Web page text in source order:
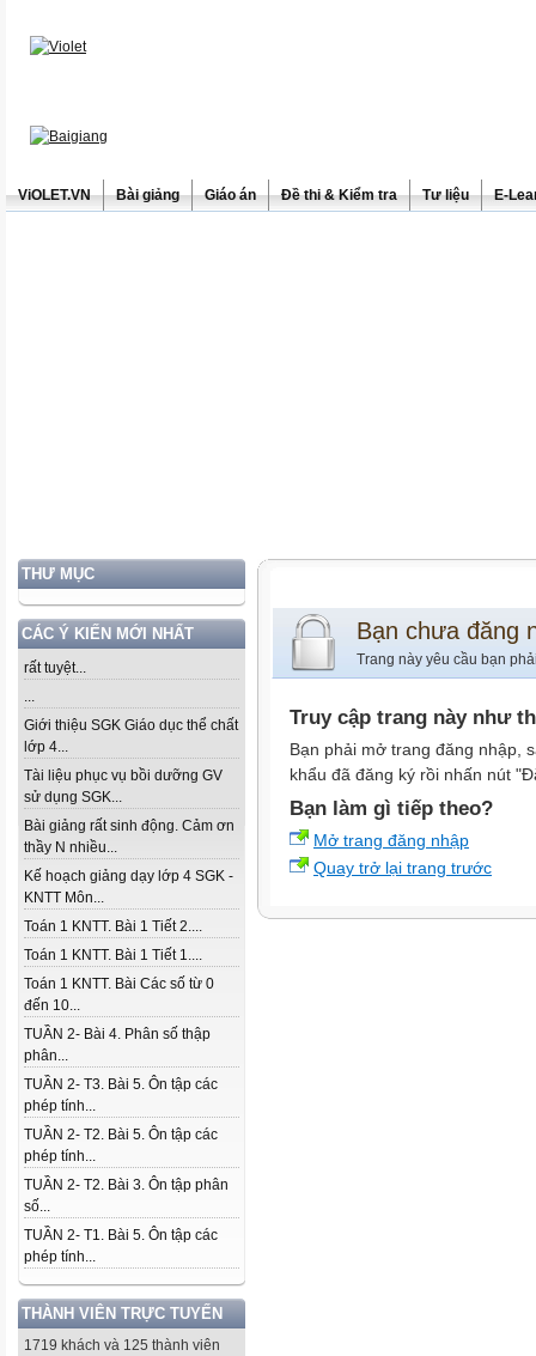
ViOLET.VN Bài giảng Giáo án Đề thi & Kiểm tra Tư liệu E-
THƯ MỤC
CÁC Ý KIẾN MỚI NHẤT
rất tuyệt...
...
Giới thiệu SGK Giáo dục thể chất
lớp 4...
Tài liệu phục vụ bồi dưỡng GV
sử dụng SGK...
Bài giảng rất sinh động. Cảm ơn
thầy N nhiều...
Kế hoạch giảng dạy lớp 4 SGK -
KNTT Môn...
Toán 1 KNTT. Bài 1 Tiết 2....
Toán 1 KNTT. Bài 1 Tiết 1....
Toán 1 KNTT. Bài Các số từ 0
đến 10...
TUẦN 2- Bài 4. Phân số thập
phân...
TUẦN 2- T3. Bài 5. Ôn tập các
phép tính...
TUẦN 2- T2. Bài 5. Ôn tập các
phép tính...
TUẦN 2- T2. Bài 3. Ôn tập phân
số...
TUẦN 2- T1. Bài 5. Ôn tập các
phép tính...
THÀNH VIÊN TRỰC TUYẾN
1719 khách và 125 thành viên
Bạn chưa đăng
Trang này yêu cầu bạn
Truy cập trang này như
Bạn phải mở trang đăng nhập,
khẩu đã đăng ký rồi nhấn nút
Bạn làm gì tiếp theo?
Mở trang đăng nhập
Quay trở lại trang trước